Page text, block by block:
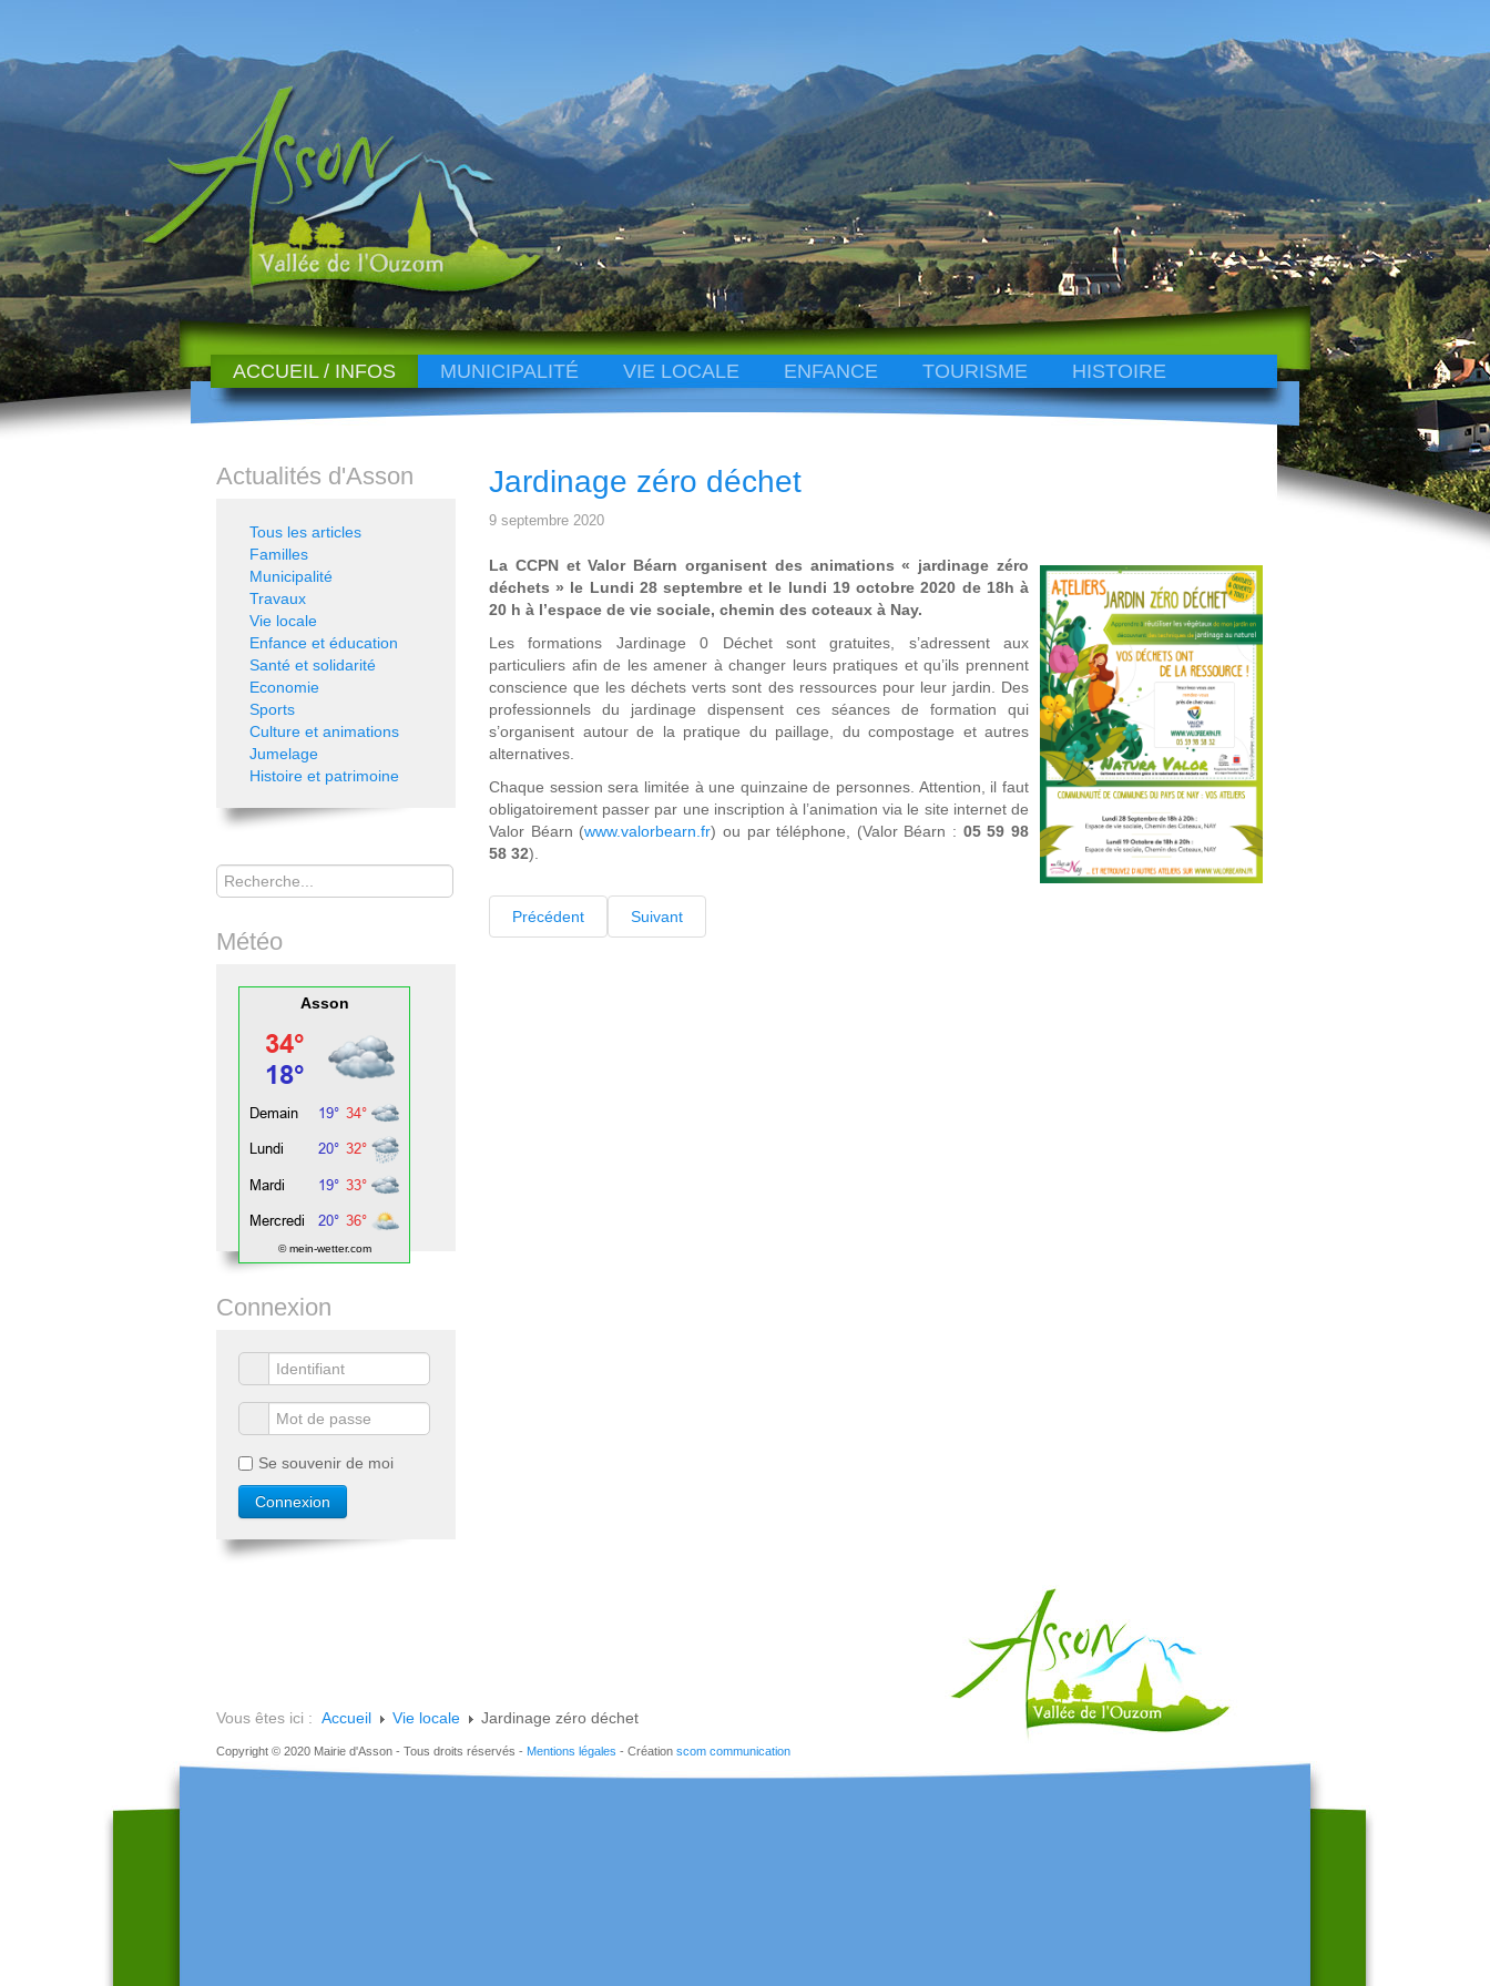
ACCUEIL / INFOS MUNICIPALITÉ VIE LOCALE ENFANCE TOURISME HISTOIRE
Jardinage zéro déchet
9 septembre 2020
La CCPN et Valor Béarn organisent des animations « jardinage zéro
déchets » le Lundi 28 septembre et le lundi 19 octobre 2020 de 18h à
20 h à l’espace de vie sociale, chemin des coteaux à Nay.
Les formations Jardinage 0 Déchet sont gratuites, s’adressent aux
particuliers afin de les amener à changer leurs pratiques et qu’ils prennent
conscience que les déchets verts sont des ressources pour leur jardin. Des
professionnels du jardinage dispensent ces séances de formation qui
s’organisent autour de la pratique du paillage, du compostage et autres
alternatives.
Chaque session sera limitée à une quinzaine de personnes. Attention, il faut
obligatoirement passer par une inscription à l’animation via le site internet de
Valor Béarn (www.valorbearn.fr) ou par téléphone, (Valor Béarn : 05 59 98
58 32).
Précédent Suivant
Actualités d'Asson
Tous les articles
Familles
Municipalité
Travaux
Vie locale
Enfance et éducation
Santé et solidarité
Economie
Sports
Culture et animations
Jumelage
Histoire et patrimoine
Rechercher
Météo
Asson
© mein-wetter.com
Connexion
Se souvenir de moi
Vous êtes ici : Accueil Vie locale Jardinage zéro déchet
Copyright © 2020 Mairie d'Asson - Tous droits réservés - Mentions légales - Création scom communication